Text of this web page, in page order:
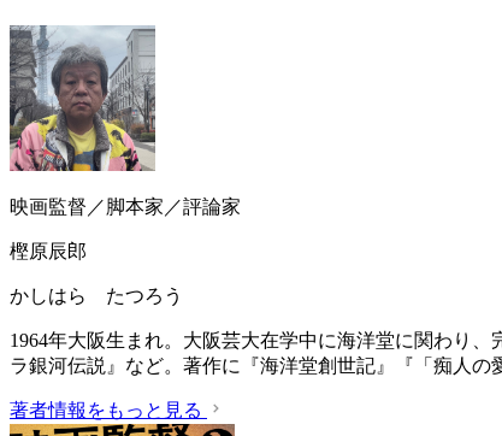
映画監督／脚本家／評論家
樫原辰郎
かしはら たつろう
1964年大阪生まれ。大阪芸大在学中に海洋堂に関わり
ラ銀河伝説』など。著作に『海洋堂創世記』『「痴人
著者情報をもっと見る